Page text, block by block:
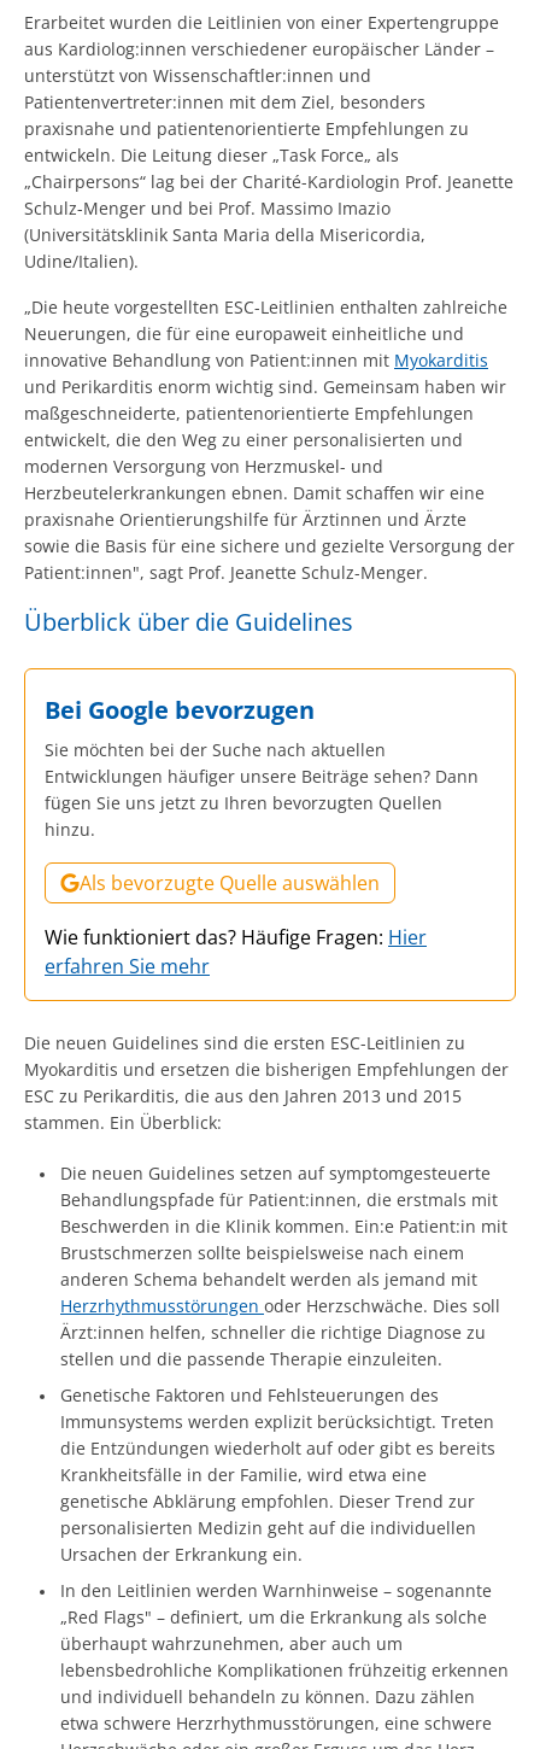
Erarbeitet wurden die Leitlinien von einer Expertengruppe
aus Kardiolog:innen verschiedener europäischer Länder –
unterstützt von Wissenschaftler:innen und
Patientenvertreter:innen mit dem Ziel, besonders
praxisnahe und patientenorientierte Empfehlungen zu
entwickeln. Die Leitung dieser „Task Force„ als
„Chairpersons“ lag bei der Charité-Kardiologin Prof. Jeanette
Schulz-Menger und bei Prof. Massimo Imazio
(Universitätsklinik Santa Maria della Misericordia,
Udine/Italien).
„Die heute vorgestellten ESC-Leitlinien enthalten zahlreiche
Neuerungen, die für eine europaweit einheitliche und
innovative Behandlung von Patient:innen mit Myokarditis
und Perikarditis enorm wichtig sind. Gemeinsam haben wir
maßgeschneiderte, patientenorientierte Empfehlungen
entwickelt, die den Weg zu einer personalisierten und
modernen Versorgung von Herzmuskel- und
Herzbeutelerkrankungen ebnen. Damit schaffen wir eine
praxisnahe Orientierungshilfe für Ärztinnen und Ärzte
sowie die Basis für eine sichere und gezielte Versorgung der
Patient:innen", sagt Prof. Jeanette Schulz-Menger.
Überblick über die Guidelines
Bei Google bevorzugen
Sie möchten bei der Suche nach aktuellen
Entwicklungen häufiger unsere Beiträge sehen? Dann
fügen Sie uns jetzt zu Ihren bevorzugten Quellen
hinzu.
Als bevorzugte Quelle auswählen
Wie funktioniert das? Häufige Fragen: Hier
erfahren Sie mehr
Die neuen Guidelines sind die ersten ESC-Leitlinien zu
Myokarditis und ersetzen die bisherigen Empfehlungen der
ESC zu Perikarditis, die aus den Jahren 2013 und 2015
stammen. Ein Überblick:
Die neuen Guidelines setzen auf symptomgesteuerte
Behandlungspfade für Patient:innen, die erstmals mit
Beschwerden in die Klinik kommen. Ein:e Patient:in mit
Brustschmerzen sollte beispielsweise nach einem
anderen Schema behandelt werden als jemand mit
Herzrhythmusstörungen oder Herzschwäche. Dies soll
Ärzt:innen helfen, schneller die richtige Diagnose zu
stellen und die passende Therapie einzuleiten.
Genetische Faktoren und Fehlsteuerungen des
Immunsystems werden explizit berücksichtigt. Treten
die Entzündungen wiederholt auf oder gibt es bereits
Krankheitsfälle in der Familie, wird etwa eine
genetische Abklärung empfohlen. Dieser Trend zur
personalisierten Medizin geht auf die individuellen
Ursachen der Erkrankung ein.
In den Leitlinien werden Warnhinweise – sogenannte
„Red Flags" – definiert, um die Erkrankung als solche
überhaupt wahrzunehmen, aber auch um
lebensbedrohliche Komplikationen frühzeitig erkennen
und individuell behandeln zu können. Dazu zählen
etwa schwere Herzrhythmusstörungen, eine schwere